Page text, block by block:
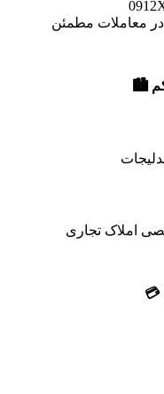
معاملات مطمئن
🏙️
املاک تجاری
💳